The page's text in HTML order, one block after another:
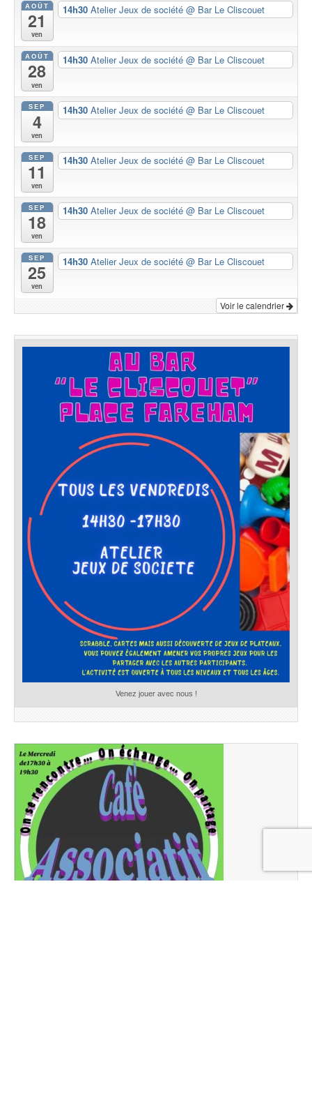
AOÛT
21
ven
14h30 Atelier Jeux de société @ Bar Le Cliscouet
AOÛT
28
ven
14h30 Atelier Jeux de société @ Bar Le Cliscouet
SEP
4
ven
14h30 Atelier Jeux de société @ Bar Le Cliscouet
SEP
11
ven
14h30 Atelier Jeux de société @ Bar Le Cliscouet
SEP
18
ven
14h30 Atelier Jeux de société @ Bar Le Cliscouet
SEP
25
ven
14h30 Atelier Jeux de société @ Bar Le Cliscouet
Voir le calendrier
Venez jouer avec nous !